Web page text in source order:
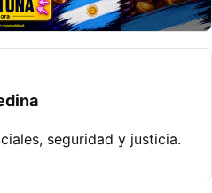
seguridad y justicia.